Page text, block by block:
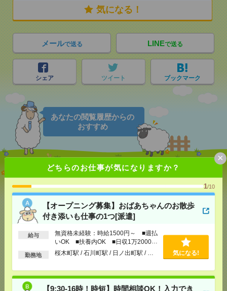
どちらのお仕事が気になりますか？
1/10
【オープニング募集】おばあちゃんのお散歩
付き添いも仕事の1つ[派遣]
給与
無資格未経験：時給1500円～ ■週払
いOK ■扶養内OK ■日収1万2000円
以上
勤務地 桜木町駅 / 石川町駅 / 日ノ出町駅 / … 気になる!
【9:30-16時！時短】時間相談OK！入力でき
×
気になる！
メールで送る LINEで送る
シェア ツイート ブックマーク
あなたの閲覧履歴からの
おすすめ
【オープニング募集】おばあちゃんのお散歩付き添
いも仕事の1つ[派遣]
[給 与]
無資格未経験：時給1500円～ ■週払い
OK ■扶養内OK ■日収1万2000円以上
[交通費] 交通費全額支給
桜木町駅/ 石川町駅 日ノ出町駅/
【9:30-16時！時短】時間相談OK！入力できれば
[給 与]
時給1600円 月収例 176,000円